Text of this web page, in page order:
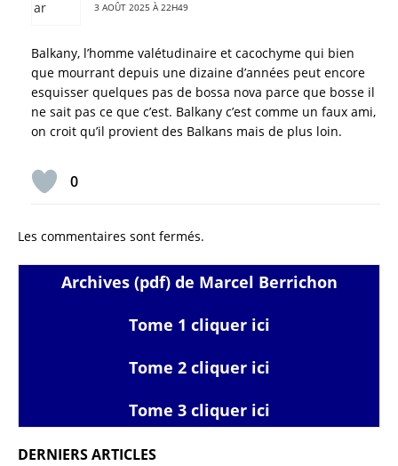
3 AOÛT 2025 À 22H49
Balkany, l’homme valétudinaire et cacochyme qui bien
que mourrant depuis une dizaine d’années peut encore
esquisser quelques pas de bossa nova parce que bosse il
ne sait pas ce que c’est. Balkany c’est comme un faux ami,
on croit qu’il provient des Balkans mais de plus loin.
0
Les commentaires sont fermés.
Archives (pdf) de Marcel Berrichon
Tome 1 cliquer ici
Tome 2 cliquer ici
Tome 3 cliquer ici
DERNIERS ARTICLES